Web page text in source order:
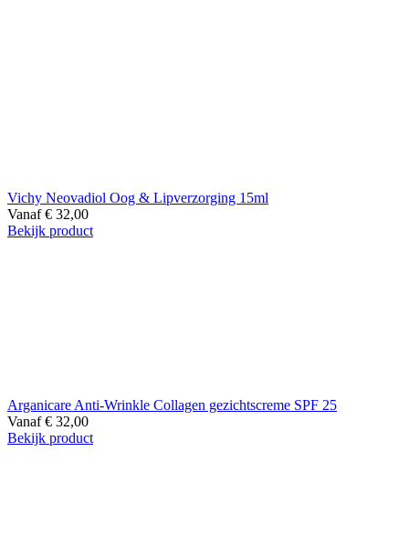
Vichy Neovadiol Oog & Lipverzorging 15ml
Vanaf € 32,00
Bekijk product
Arganicare Anti-Wrinkle Collagen gezichtscreme SPF 25
Vanaf € 32,00
Bekijk product